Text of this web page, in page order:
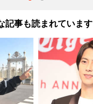
記事も読まれています